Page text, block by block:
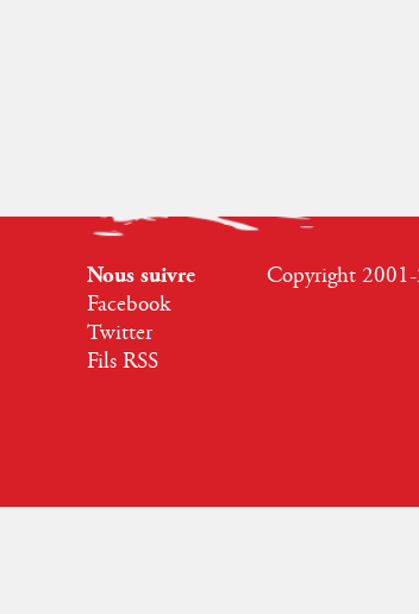
Nous suivre
Facebook
Twitter
Fils RSS
Copyright